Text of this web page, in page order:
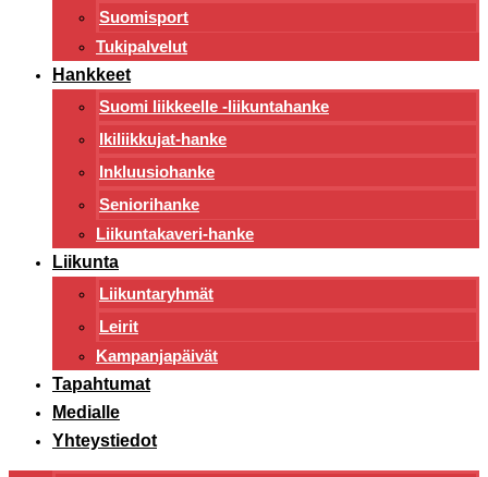
Suomisport
Tukipalvelut
Hankkeet
Suomi liikkeelle -liikuntahanke
Ikiliikkujat-hanke
Inkluusiohanke
Seniorihanke
Liikuntakaveri-hanke
Liikunta
Liikuntaryhmät
Leirit
Kampanjapäivät
Tapahtumat
Medialle
Yhteystiedot